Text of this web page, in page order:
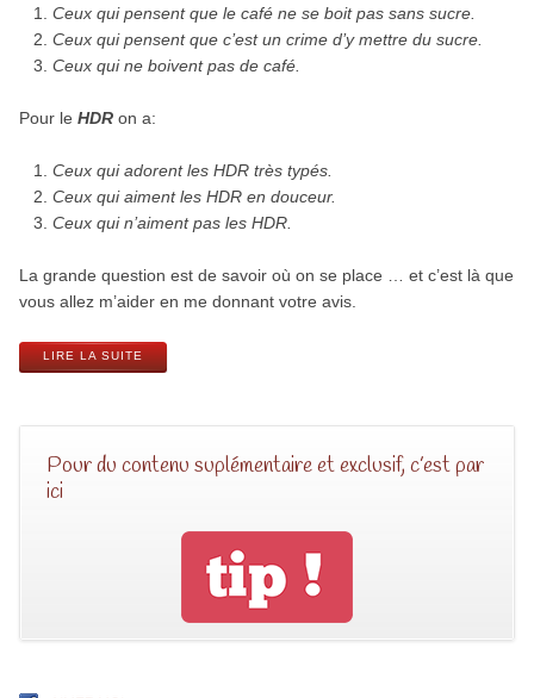
Ceux qui pensent que le café ne se boit pas sans sucre.
Ceux qui pensent que c’est un crime d’y mettre du sucre.
Ceux qui ne boivent pas de café.
Pour le HDRon a:
Ceux qui adorent les HDR très typés.
Ceux qui aiment les HDR en douceur.
Ceux qui n’aiment pas les HDR.
La grande question est de savoir où on se place … et c’est là que
vous allez m’aider en me donnant votre avis.
LIRE LA SUITE
Pour du contenu suplémentaire et exclusif, c’est par
ici